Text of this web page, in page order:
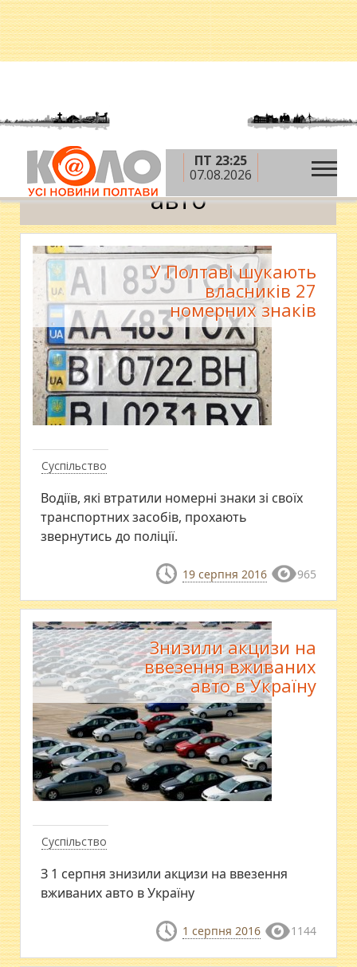
ПТ 23:25
07.08.2026
Головна » авто
авто
Суспільство
У Полтаві шукають
власників 27
номерних знаків
Водіїв, які втратили номерні знаки зі своїх
транспортних засобів, прохають
звернутись до поліції.
19 серпня 2016 965
Суспільство
Знизили акцизи на
ввезення вживаних
авто в Україну
З 1 серпня знизили акцизи на ввезення
вживаних авто в Україну
1 серпня 2016 1144